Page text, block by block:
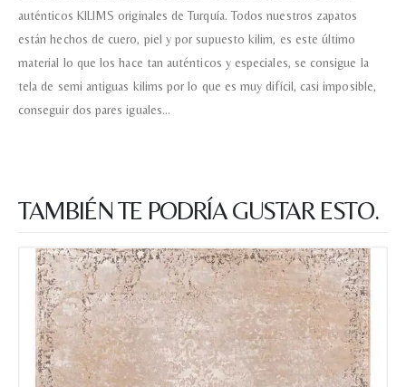
auténticos KILIMS originales de Turquía. Todos nuestros zapatos
están hechos de cuero, piel y por supuesto kilim, es este último
material lo que los hace tan auténticos y especiales, se consigue la
tela de semi antiguas kilims por lo que es muy difícil, casi imposible,
conseguir dos pares iguales…
TAMBIÉN TE PODRÍA GUSTAR ESTO.